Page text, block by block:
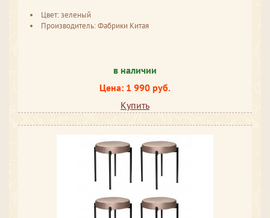
Цвет: зеленый
Производитель: Фабрики Китая
в наличии
Цена: 1 990 руб.
Купить